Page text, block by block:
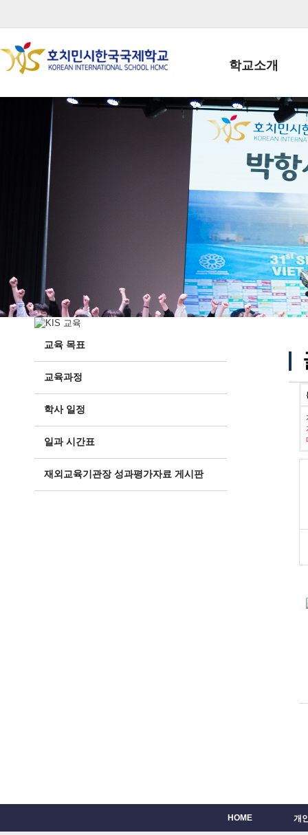
학교소개
학교장인사말
학생회장인사말
학교상징
학교 CI
교직원현황
학생현황
위치/전화
전경사진
교육 목표
교육과정
학사 일정
일과 시간표
재외교육기관장 성과평가자료 게시판
HOME 개